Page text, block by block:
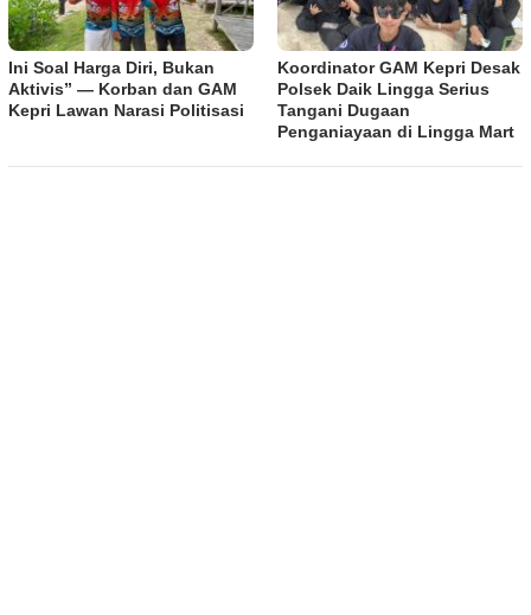
Ini Soal Harga Diri, Bukan
Aktivis” — Korban dan GAM
Kepri Lawan Narasi Politisasi
Koordinator GAM Kepri Desak
Polsek Daik Lingga Serius
Tangani Dugaan
Penganiayaan di Lingga Mart